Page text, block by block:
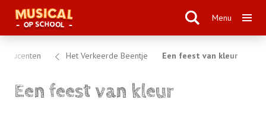
Menu
Het Verkeerde Beentje Een feest van kleur
Een feest van kleur